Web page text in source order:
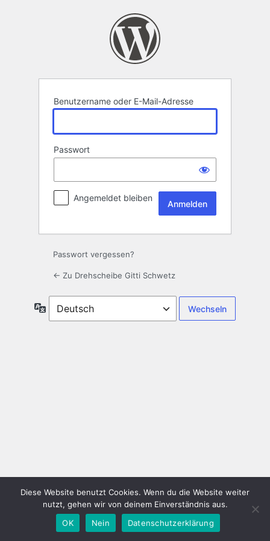
Benutzername oder E-Mail-Adresse
Passwort
Angemeldet bleiben
Passwort vergessen?
← Zu Drehscheibe Gitti Schwetz
Sprache
Diese Website benutzt Cookies. Wenn du die Website weiter
nutzt, gehen wir von deinem Einverständnis aus.
OK
Nein Datenschutzerklärung